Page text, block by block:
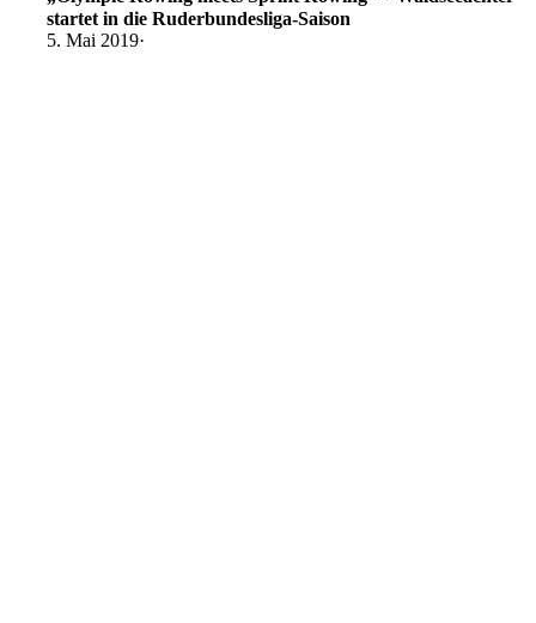
startet in die Ruderbundesliga-Saison
5. Mai 2019·